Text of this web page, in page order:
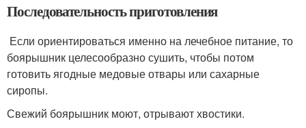
Последовательность приготовления
Если ориентироваться именно на лечебное питание, то
боярышник целесообразно сушить, чтобы потом
готовить ягодные медовые отвары или сахарные
сиропы.
Свежий боярышник моют, отрывают хвостики.